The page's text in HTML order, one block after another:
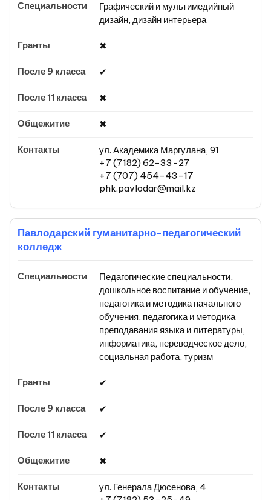
Графический и мультимедийный
дизайн, дизайн интерьера
✖
✔
✖
✖
ул. Академика Маргулана, 91
+7 (7182) 62-33-27
+7 (707) 454-43-17
phk.pavlodar@mail.kz
Павлодарский гуманитарно-педагогический
колледж
Педагогические специальности,
дошкольное воспитание и обучение,
педагогика и методика начального
обучения, педагогика и методика
преподавания языка и литературы,
информатика, переводческое дело,
социальная работа, туризм
✔
✔
✔
✖
ул. Генерала Дюсенова, 4